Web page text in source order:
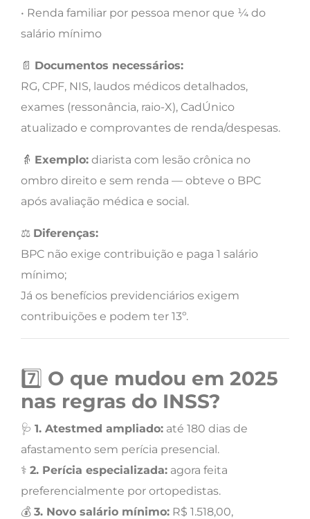
• Renda familiar por pessoa menor que ¼ do
salário mínimo
📄 Documentos necessários:
RG, CPF, NIS, laudos médicos detalhados,
exames (ressonância, raio-X), CadÚnico
atualizado e comprovantes de renda/despesas.
👵 Exemplo: diarista com lesão crônica no
ombro direito e sem renda — obteve o BPC
após avaliação médica e social.
⚖️ Diferenças:
BPC não exige contribuição e paga 1 salário
mínimo;
Já os benefícios previdenciários exigem
contribuições e podem ter 13º.
7️⃣ O que mudou em 2025
nas regras do INSS?
🩺 1. Atestmed ampliado: até 180 dias de
afastamento sem perícia presencial.
⚕️ 2. Perícia especializada: agora feita
preferencialmente por ortopedistas.
💰 3. Novo salário mínimo: R$ 1.518,00,